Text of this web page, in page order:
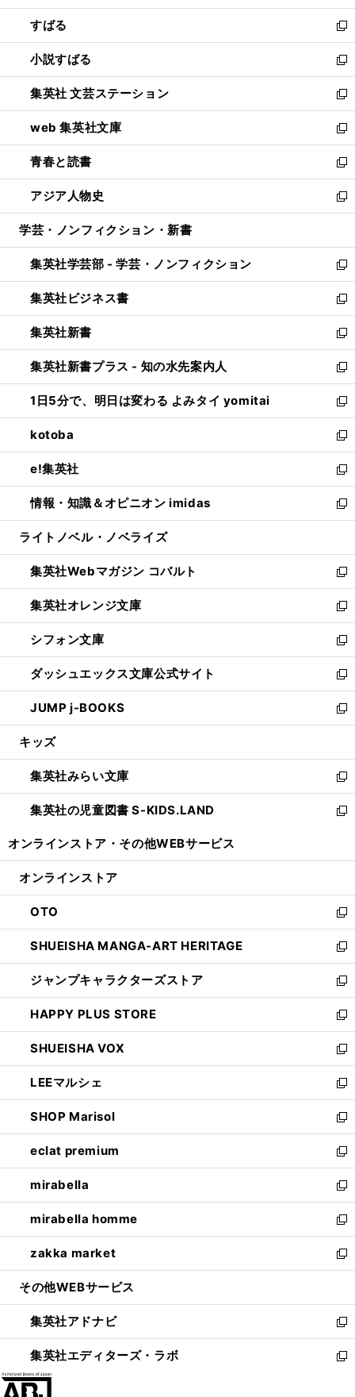
開
く
ウ
で
開
く
ン
ド
ウ
で
開
く
すばる
新
し
い
ウ
ィ
ン
ド
ウ
で
開
く
小説すばる
新
し
い
ウ
ィ
ン
ド
ウ
で
開
集英社 文芸ステーション
新
し
い
ウ
ィ
ン
ド
ウ
開
く
web 集英社文庫
新
し
い
ウ
ィ
ン
ウ
で
開
く
青春と読書
新
し
い
ウ
ン
ド
ウ
で
開
く
アジア人物史
新
し
ウ
ィ
ン
ド
ウ
で
開
く
学芸・ノンフィクション・新書
集英社学芸部 - 学芸・ノンフィクション
新
し
い
ウ
ィ
ン
ド
ウ
で
開
く
集英社ビジネス書
新
し
い
ウ
ィ
ン
ド
ウ
で
開
く
集英社新書
新
し
い
ウ
ィ
ン
ド
ウ
で
開
く
集英社新書プラス - 知の水先案内人
新
し
い
ウ
ィ
ン
ド
ウ
で
開
1日5分で、明日は変わる よみタイ yomitai
新
し
い
ウ
ィ
ン
ド
ウ
開
く
kotoba
新
し
い
ウ
ィ
ン
ウ
で
開
く
e!集英社
新
し
い
ウ
ン
ド
ウ
で
開
く
情報・知識＆オピニオン imidas
新
し
ウ
ィ
ン
ド
ウ
で
開
く
ライトノベル・ノベライズ
集英社Webマガジン コバルト
新
し
い
ウ
ィ
ン
ド
ウ
で
開
集英社オレンジ文庫
新
し
い
ウ
ィ
ン
ド
ウ
開
く
シフォン文庫
新
し
い
ウ
ィ
ン
ウ
で
開
く
ダッシュエックス文庫公式サイト
新
し
い
ウ
ン
ド
ウ
で
JUMP j-BOOKS
新
し
ウ
ィ
ン
ド
開
キッズ
集英社みらい文庫
新
し
い
ン
ウ
で
開
く
集英社の児童図書 S-KIDS.LAND
新
ウ
ン
ド
ウ
で
開
く
オンラインストア・ その他WEBサービス
オンラインストア
OTO
新
し
い
ウ
ィ
ン
ド
ウ
で
開
く
SHUEISHA MANGA-ART HERITAGE
新
し
い
ウ
ィ
ン
ド
ウ
で
開
く
ジャンプキャラクターズストア
新
し
い
ウ
ィ
ン
ド
ウ
で
開
く
HAPPY PLUS STORE
新
し
い
ウ
ィ
ン
ド
ウ
で
開
く
SHUEISHA VOX
新
し
い
ウ
ィ
ン
ド
ウ
で
開
く
LEEマルシェ
新
し
い
ウ
ィ
ン
ド
ウ
で
開
く
SHOP Marisol
新
し
い
ウ
ィ
ン
ド
ウ
で
開
eclat premium
新
し
い
ウ
ィ
ン
ド
ウ
開
く
mirabella
新
し
い
ウ
ィ
ン
ウ
で
開
く
mirabella homme
新
し
い
ウ
ン
ド
ウ
で
zakka market
新
し
ウ
ィ
ン
ド
その他WEBサービス
集英社アドナビ
新
し
い
集英社エディターズ・ラボ
新